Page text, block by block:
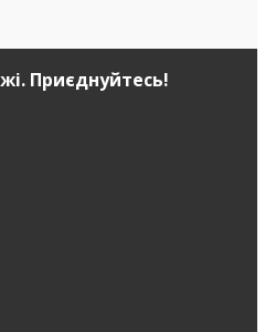
Приєднуйтесь!